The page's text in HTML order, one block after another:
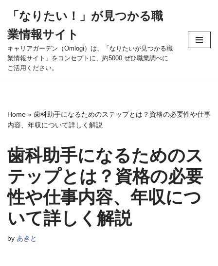
ン
テ
ン
ツ
ッ
プ
「なりたい！」が見つかる職
業情報サイト
キャリアガーデン（Omlogi）は、「なりたいが見つかる職
業情報サイト」をコンセプトに、約5000 ぜひ職業調べに
ご活用ください。
Home » 歯科助手になるためのステップとは？資格の必要性や仕事
内容、年収について詳しく解説
歯科助手になるためのス
テップとは？資格の必要
性や仕事内容、年収につ
いて詳しく解説
by あきと